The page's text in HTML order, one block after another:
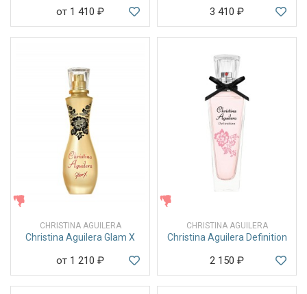
от 1 410 ₽ 3 410 ₽
CHRISTINA AGUILERA
Christina Aguilera Glam X
от 1 210 ₽
CHRISTINA AGUILERA
Christina Aguilera Definition
2 150 ₽